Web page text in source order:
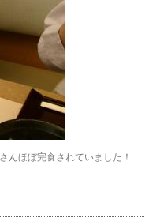
んほぼ完食されていました！